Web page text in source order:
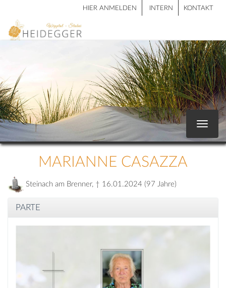
HIER ANMELDEN INTERN KONTAKT
Toggle
MARIANNE CASAZZA
Steinach am Brenner, † 16.01.2024 (97 Jahre)
PARTE